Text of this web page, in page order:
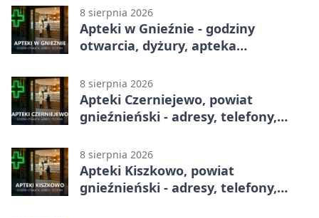
8 sierpnia 2026
Apteki w Gnieźnie - godziny
otwarcia, dyżury, apteka
8 sierpnia 2026
Apteki Czerniejewo, powiat
gnieźnieński - adresy, telefony,
8 sierpnia 2026
Apteki Kiszkowo, powiat
gnieźnieński - adresy, telefony,